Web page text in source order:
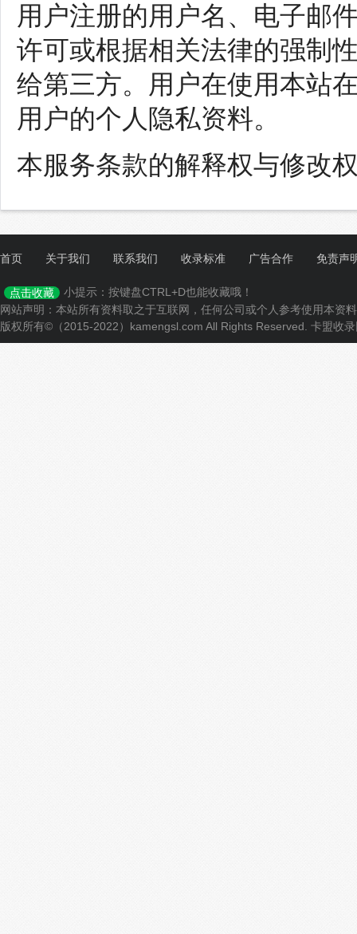
用户注册的用户名、电子邮
许可或根据相关法律的强制
给第三方。用户在使用本站
用户的个人隐私资料。
本服务条款的解释权与修改
首页 关于我们 联系我们 收录标准 广告合作 免责声
点击收藏
小提示：按键盘CTRL+D也能收藏哦！
网站声明：本站所有资料取之于互联网，任何公司或个人参考使用本
版权所有©（2015-2022）kamengsl.com All Rights Reserved. 卡盟收